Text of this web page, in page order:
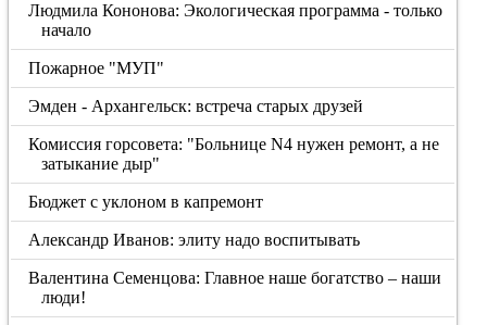
Людмила Кононова: Экологическая программа - только
начало
Пожарное "МУП"
Эмден - Архангельск: встреча старых друзей
Комиссия горсовета: "Больнице N4 нужен ремонт, а не
затыкание дыр"
Бюджет с уклоном в капремонт
Александр Иванов: элиту надо воспитывать
Валентина Семенцова: Главное наше богатство – наши
люди!